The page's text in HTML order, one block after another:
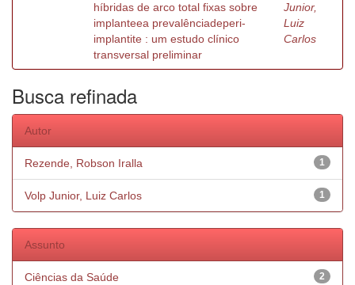
híbridas de arco total fixas sobre
implanteea prevalênciadeperi-
implantite : um estudo clínico
transversal preliminar
Junior,
Luiz
Carlos
Busca refinada
Autor
1
Rezende, Robson Iralla
1
Volp Junior, Luiz Carlos
Assunto
2
Ciências da Saúde